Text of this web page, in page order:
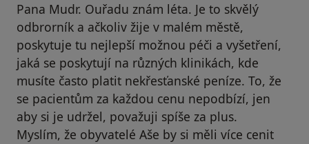
Pana Mudr. Ouřadu znám léta. Je to skvělý
odbrorník a ačkoliv žije v malém městě,
poskytuje tu nejlepší možnou péči a vyšetření,
jaká se poskytují na různých klinikách, kde
musíte často platit nekřesťanské peníze. To, že
se pacientům za každou cenu nepodbízí, jen
aby si je udržel, považuji spíše za plus.
Myslím, že obyvatelé Aše by si měli více cenit